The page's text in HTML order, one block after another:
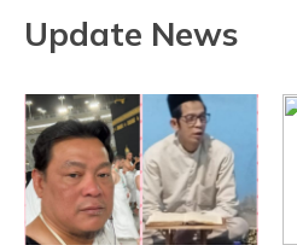
Update News